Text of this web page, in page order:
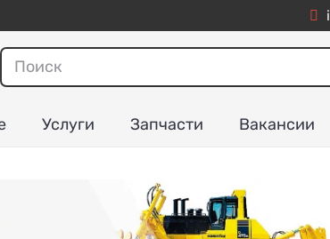
Услуги Запчасти Вакансии